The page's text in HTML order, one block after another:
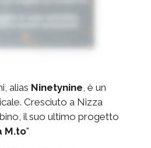
alias Ninetynine, è un
Cresciuto a Nizza
il suo ultimo progetto
M.to"